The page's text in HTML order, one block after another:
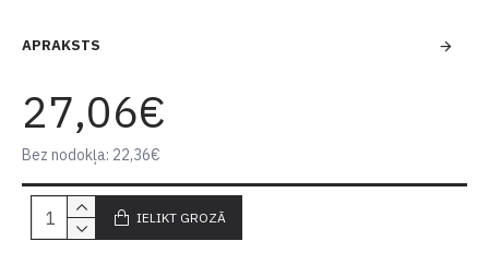
APRAKSTS
27,06€
Bez nodokļa: 22,36€
IELIKT GROZĀ